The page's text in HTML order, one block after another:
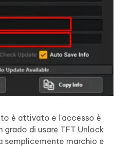
è attivato e l'accesso è
di usare TFT Unlock
semplicemente marchio e